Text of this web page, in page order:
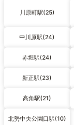
川原町駅(25)
中川原駅(24)
赤堀駅(24)
新正駅(23)
高角駅(21)
北勢中央公園口駅(10)